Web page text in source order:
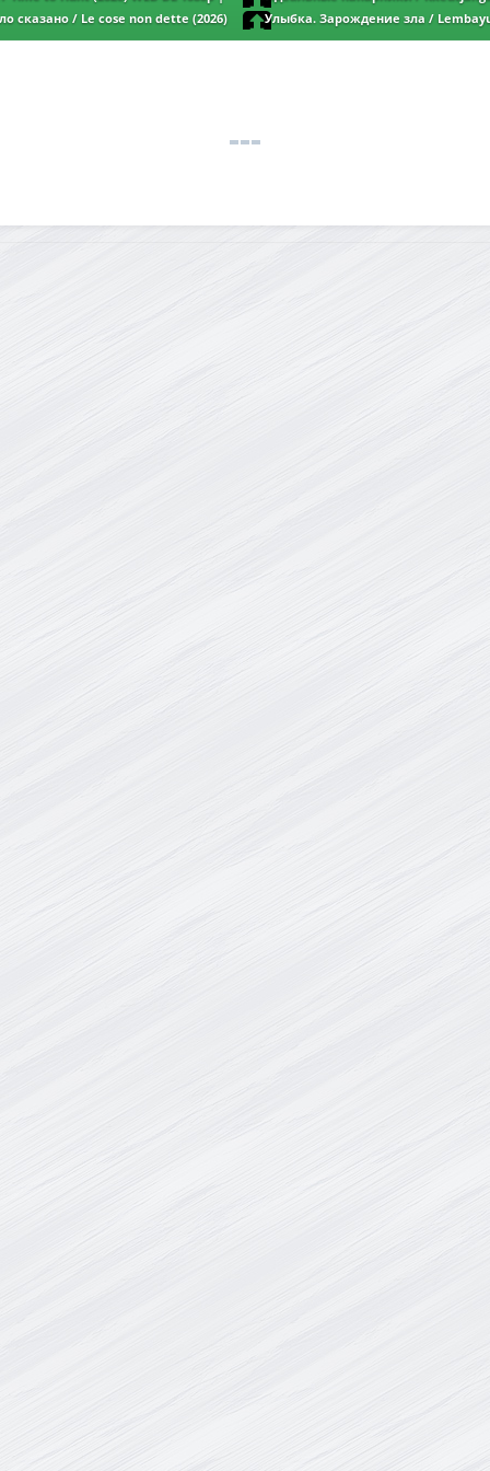
Ultimate Duo (2026) WEB-DL 1080p | L2
сказано / Le cose non dette (2026)
Улыбка. Зарождение зла /
DL 1080p | D | Lucky Production